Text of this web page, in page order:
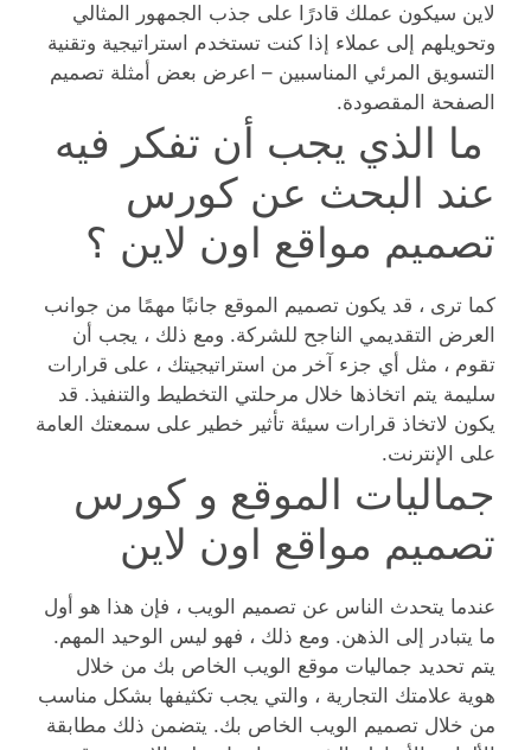
لاين سيكون عملك قادرًا على جذب الجمهور المثالي
وتحويلهم إلى عملاء إذا كنت تستخدم استراتيجية وتقنية
التسويق المرئي المناسبين – اعرض بعض أمثلة تصميم
الصفحة المقصودة.
ما الذي يجب أن تفكر فيه
عند البحث عن كورس
تصميم مواقع اون لاين ؟
كما ترى ، قد يكون تصميم الموقع جانبًا مهمًا من جوانب
العرض التقديمي الناجح للشركة. ومع ذلك ، يجب أن
تقوم ، مثل أي جزء آخر من استراتيجيتك ، على قرارات
سليمة يتم اتخاذها خلال مرحلتي التخطيط والتنفيذ. قد
يكون لاتخاذ قرارات سيئة تأثير خطير على سمعتك العامة
على الإنترنت.
جماليات الموقع و كورس
تصميم مواقع اون لاين
عندما يتحدث الناس عن تصميم الويب ، فإن هذا هو أول
ما يتبادر إلى الذهن. ومع ذلك ، فهو ليس الوحيد المهم.
يتم تحديد جماليات موقع الويب الخاص بك من خلال
هوية علامتك التجارية ، والتي يجب تكثيفها بشكل مناسب
من خلال تصميم الويب الخاص بك. يتضمن ذلك مطابقة